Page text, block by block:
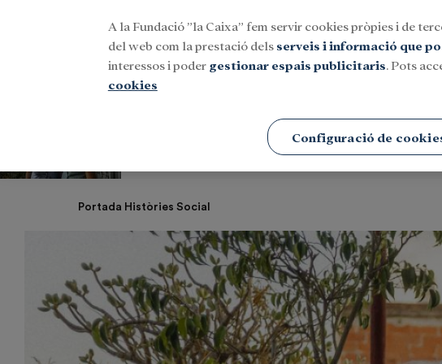
D’una soledat que
Portada Històries Social
A la Fundació ”la Caixa” fem servir cookies pròpies i de
del web com la prestació dels serveis i informació que
interessos i poder gestionar espais publicitaris. Pots
cookies
Configuració de